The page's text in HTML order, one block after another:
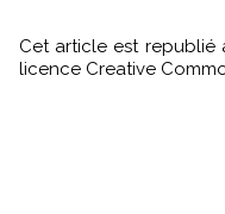
Cet article est republié
licence Creative